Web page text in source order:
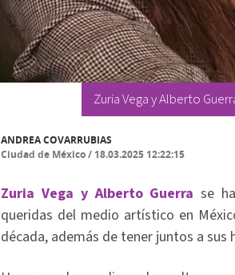
Zuria Vega y Alberto
ANDREA COVARRUBIAS
Ciudad de México/ 18.03.2025 12:22:15
Zuria Vega y Alberto Guerra se
queridas del medio artístico en
década, además de tener juntos a sus